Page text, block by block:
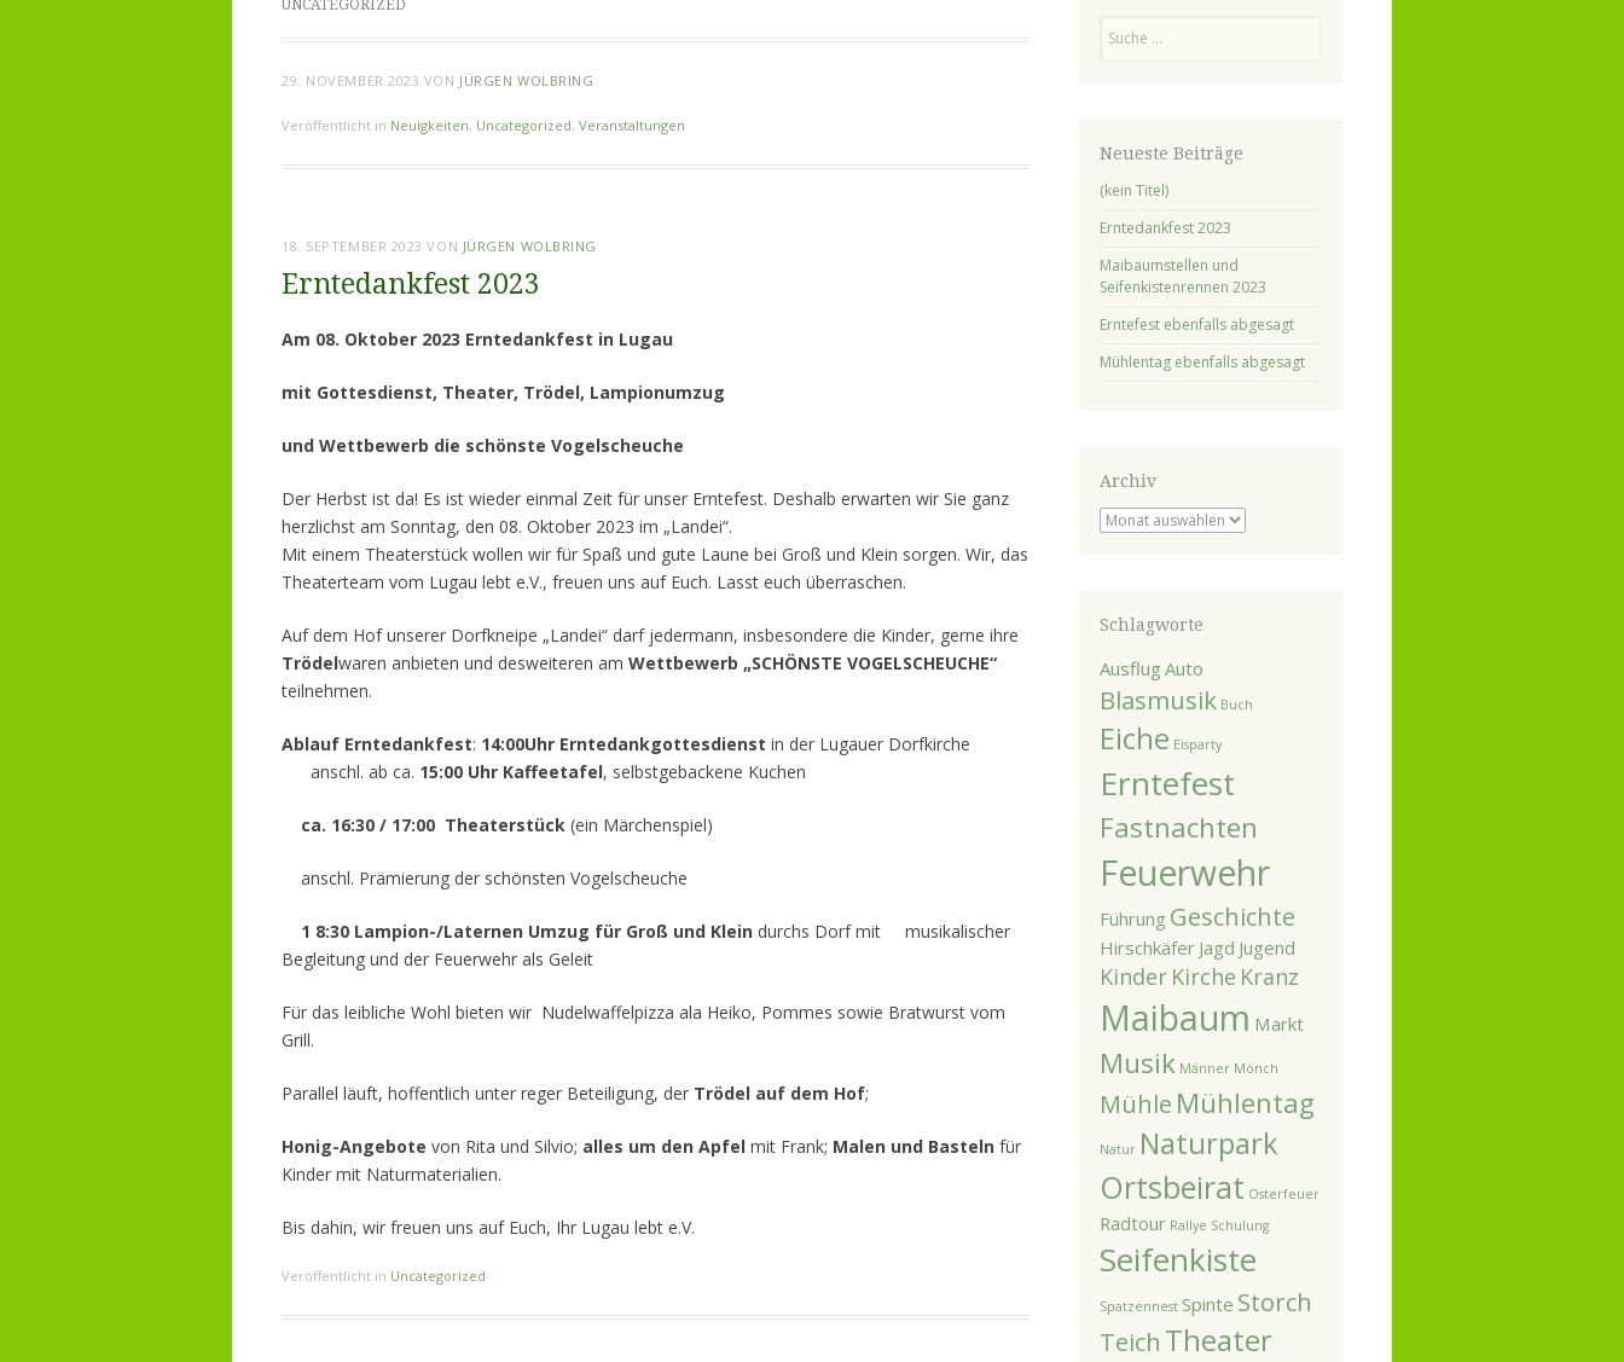
UNCATEGORIZED
29. NOVEMBER 2023 VON JÜRGEN WOLBRING
Veröffentlicht in Neuigkeiten, Uncategorized, Veranstaltungen
18. SEPTEMBER 2023 VON JÜRGEN WOLBRING
Erntedankfest 2023
Am 08. Oktober 2023 Erntedankfest in Lugau
mit Gottesdienst, Theater, Trödel, Lampionumzug
und Wettbewerb die schönste Vogelscheuche
Der Herbst ist da! Es ist wieder einmal Zeit für unser Erntefest. Deshalb erwarten wir Sie ganz
herzlichst am Sonntag, den 08. Oktober 2023 im „Landei“.
Mit einem Theaterstück wollen wir für Spaß und gute Laune bei Groß und Klein sorgen. Wir, das
Theaterteam vom Lugau lebt e.V., freuen uns auf Euch. Lasst euch überraschen.
Auf dem Hof unserer Dorfkneipe „Landei“ darf jedermann, insbesondere die Kinder, gerne ihre
Trödelwaren anbieten und desweiteren am Wettbewerb „SCHÖNSTE VOGELSCHEUCHE“
teilnehmen.
Ablauf Erntedankfest: 14:00Uhr Erntedankgottesdienst in der Lugauer Dorfkirche
anschl. ab ca. 15:00 Uhr Kaffeetafel, selbstgebackene Kuchen
ca. 16:30 / 17:00 Theaterstück (ein Märchenspiel)
anschl. Prämierung der schönsten Vogelscheuche
1 8:30 Lampion-/Laternen Umzug für Groß und Klein durchs Dorf mit musikalischer
Begleitung und der Feuerwehr als Geleit
Für das leibliche Wohl bieten wir Nudelwaffelpizza ala Heiko, Pommes sowie Bratwurst vom
Grill.
Parallel läuft, hoffentlich unter reger Beteiligung, der Trödel auf dem Hof;
Honig-Angebote von Rita und Silvio; alles um den Apfel mit Frank; Malen und Basteln für
Kinder mit Naturmaterialien.
Bis dahin, wir freuen uns auf Euch, Ihr Lugau lebt e.V.
Veröffentlicht in Uncategorized
Neueste Beiträge
(kein Titel)
Erntedankfest 2023
Maibaumstellen und
Seifenkistenrennen 2023
Erntefest ebenfalls abgesagt
Mühlentag ebenfalls abgesagt
Archiv
Archiv
Schlagworte
Ausflug Auto
Blasmusik Buch
Eiche Eisparty
Erntefest
Fastnachten
Feuerwehr
Führung Geschichte
Hirschkäfer Jagd Jugend
Kinder Kirche Kranz
Maibaum Markt
Musik Männer Mönch
Mühle Mühlentag
Natur Naturpark
Ortsbeirat Osterfeuer
Radtour Rallye Schulung
Seifenkiste
Spatzennest Spinte Storch
Teich Theater